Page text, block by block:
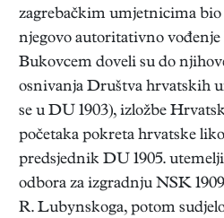
zagrebačkim umjetnicima bio
njegovo autoritativno
Bukovcem doveli su do
osnivanja Društva hrvatskih
se u DU 1903), izložbe
početaka pokreta hrvatske
predsjednik DU 1905.
odbora za izgradnju NSK
R. Lubynskoga, potom